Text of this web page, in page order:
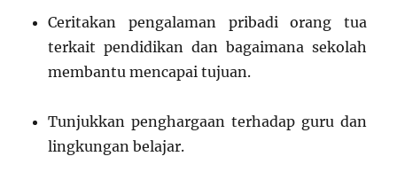
Ceritakan pengalaman pribadi orang tua
terkait pendidikan dan bagaimana sekolah
membantu mencapai tujuan.
Tunjukkan penghargaan terhadap guru dan
lingkungan belajar.